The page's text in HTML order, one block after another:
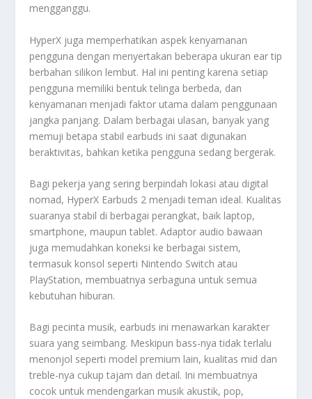
mengganggu.
HyperX juga memperhatikan aspek kenyamanan
pengguna dengan menyertakan beberapa ukuran ear tip
berbahan silikon lembut. Hal ini penting karena setiap
pengguna memiliki bentuk telinga berbeda, dan
kenyamanan menjadi faktor utama dalam penggunaan
jangka panjang. Dalam berbagai ulasan, banyak yang
memuji betapa stabil earbuds ini saat digunakan
beraktivitas, bahkan ketika pengguna sedang bergerak.
Bagi pekerja yang sering berpindah lokasi atau digital
nomad, HyperX Earbuds 2 menjadi teman ideal. Kualitas
suaranya stabil di berbagai perangkat, baik laptop,
smartphone, maupun tablet. Adaptor audio bawaan
juga memudahkan koneksi ke berbagai sistem,
termasuk konsol seperti Nintendo Switch atau
PlayStation, membuatnya serbaguna untuk semua
kebutuhan hiburan.
Bagi pecinta musik, earbuds ini menawarkan karakter
suara yang seimbang. Meskipun bass-nya tidak terlalu
menonjol seperti model premium lain, kualitas mid dan
treble-nya cukup tajam dan detail. Ini membuatnya
cocok untuk mendengarkan musik akustik, pop,